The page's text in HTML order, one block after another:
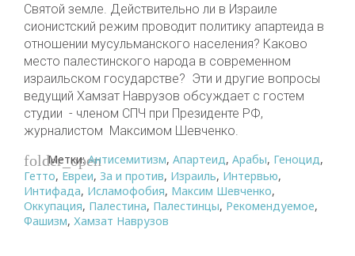
Святой земле. Действительно ли в Израиле
сионистский режим проводит политику апартеида в
отношении мусульманского населения? Каково
место палестинского народа в современном
израильском государстве? Эти и другие вопросы
ведущий Хамзат Наврузов обсуждает с гостем
студии - членом СПЧ при Президенте РФ,
журналистом Максимом Шевченко.
folder_open
Метки:Антисемитизм, Апартеид, Арабы, Геноцид,
Гетто, Евреи, За и против, Израиль, Интервью,
Интифада, Исламофобия, Максим Шевченко,
Оккупация, Палестина, Палестинцы, Рекомендуемое,
Фашизм, Хамзат Наврузов